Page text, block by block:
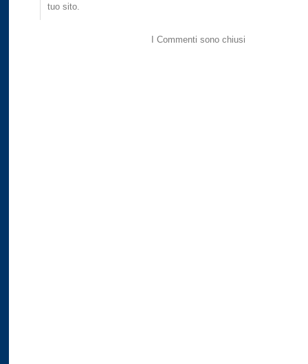
tuo sito.
I Commenti sono chiusi